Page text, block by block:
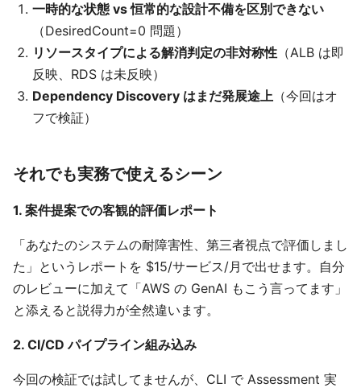
一時的な状態 vs 恒常的な設計不備を区別できない
（DesiredCount=0 問題）
リソースタイプによる解消判定の非対称性 （ALB は即
反映、RDS は未反映）
Dependency Discovery はまだ発展途上 （今回はオ
フで検証）
それでも実務で使えるシーン
1. 案件提案での客観的評価レポート
「あなたのシステムの耐障害性、第三者視点で評価しまし
た」というレポートを $15/サービス/月で出せます。自分
のレビューに加えて「AWS の GenAI もこう言ってます」
と添えると説得力が全然違います。
2. CI/CD パイプライン組み込み
今回の検証では試してませんが、CLI で Assessment 実